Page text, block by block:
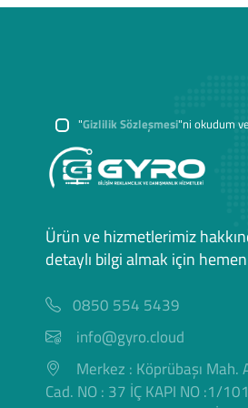
"Gizlilik Sözleşmesi"ni okudum
Ürün ve hizmetlerimiz
detaylı bilgi almak için
0850 554 5439
info@gyro.cloud
Merkez : Köprübaşı Mah.
Cad. NO : 37 İÇ KAPI NO :1/